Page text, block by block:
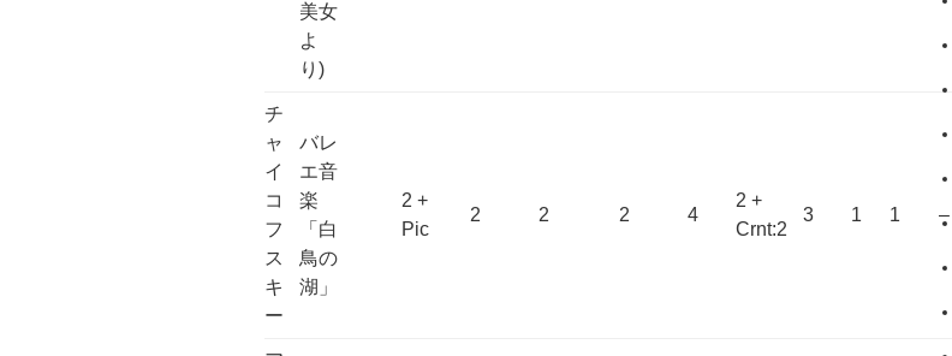
美女
よ
り)
チ
ャ
イ
コ
フ
ス
キ
ー
バレ
エ音
楽
「白
鳥の
湖」
2 +
Pic
2 2 2 4
2 +
Crnt:2
3 1 1 –